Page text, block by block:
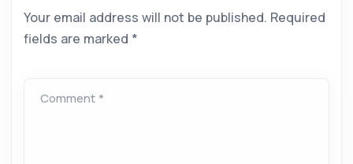
Your email address will not be published. Required
fields are marked *
Comment *